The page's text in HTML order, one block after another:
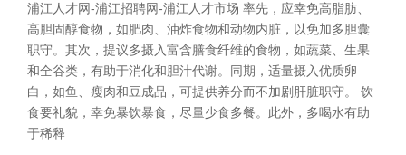
浦江人才网-浦江招聘网-浦江人才市场 率先，应幸免高脂肪、
高胆固醇食物，如肥肉、油炸食物和动物内脏，以免加多胆囊
职守。其次，提议多摄入富含膳食纤维的食物，如蔬菜、生果
和全谷类，有助于消化和胆汁代谢。同期，适量摄入优质卵
白，如鱼、瘦肉和豆成品，可提供养分而不加剧肝脏职守。 饮
食要礼貌，幸免暴饮暴食，尽量少食多餐。此外，多喝水有助
于稀释